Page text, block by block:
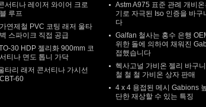
서티나 레이저 와이어 크로
루프
연제철 PVC 코팅 래저 울타
스파이크 직접 공급
30 HDP 젤리화 900mm 코
티나 면도 톱니 가닥
타리 래저 콘서티나 가시선
60
Astm A975 표준 관례 개비온
기로 자극된 Iso 인증을 바구
다
Galfan 철사는 홍수 은행
위한 돌에 의하여 채워진
접했습니다
헥사고널 가비온 젤리 바구
철 철 철 가비온 상자 판매
4 x 4 용접된 메시 Gabions
단한 재상할 수 있는 특징